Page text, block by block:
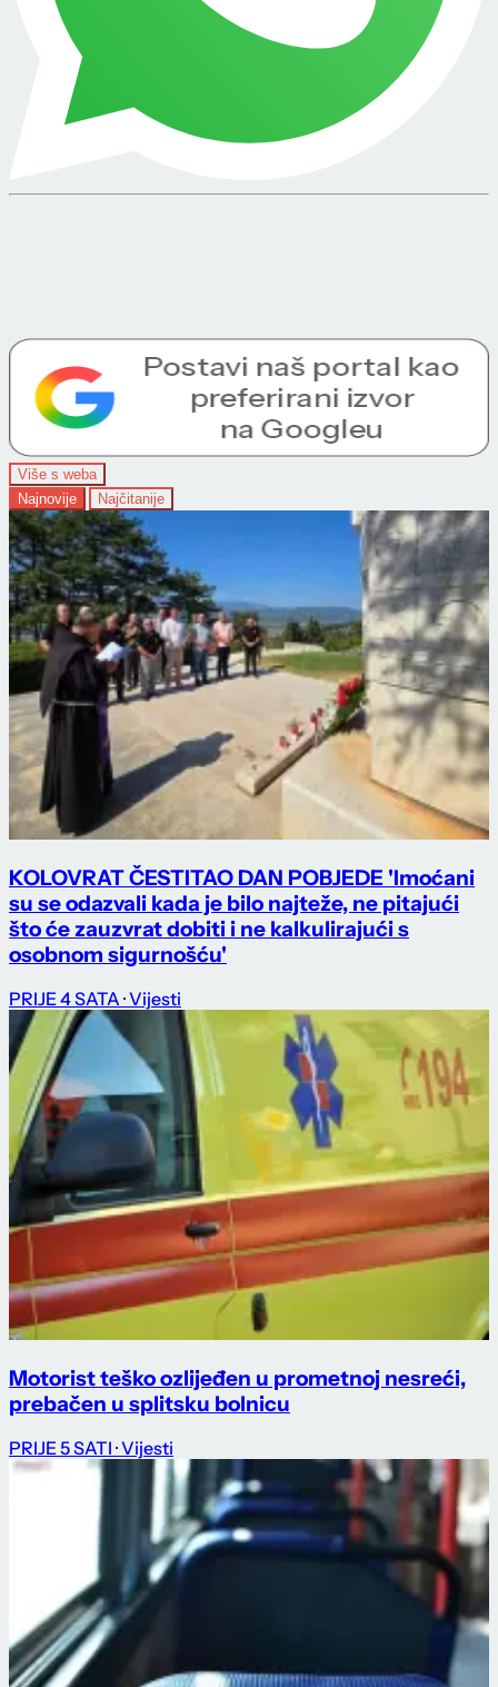
Više s weba
Najnovije
Najčitanije
KOLOVRAT ČESTITAO DAN POBJEDE 'Imoćani
su se odazvali kada je bilo najteže, ne pitajući
što će zauzvrat dobiti i ne kalkulirajući s
osobnom sigurnošću'
PRIJE 4 SATA · Vijesti
Motorist teško ozlijeđen u prometnoj nesreći,
prebačen u splitsku bolnicu
PRIJE 5 SATI · Vijesti